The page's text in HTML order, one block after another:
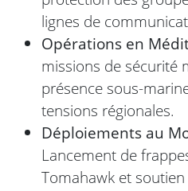
lignes de
Opérations en
missions de sécurité
présence sous-
tensions régionales.
Déploiements au
Lancement de
Tomahawk et